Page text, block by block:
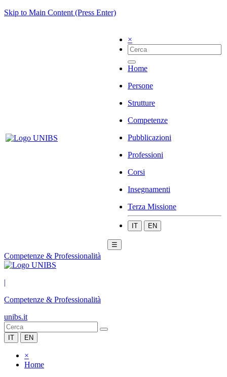
Skip to Main Content (Press Enter)
×
Home
Persone
Strutture
Competenze
Pubblicazioni
Professioni
Corsi
Insegnamenti
Terza Missione
IT EN
☰
Competenze & Professionalità
|
Competenze & Professionalità
unibs.it
IT EN
×
Home